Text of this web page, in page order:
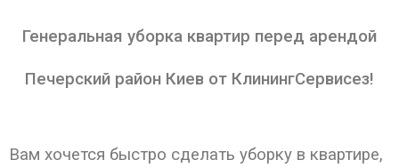
Генеральная уборка квартир перед арендой
Печерский район Киев от КлинингСервисез!
Вам хочется быстро сделать уборку в квартире,